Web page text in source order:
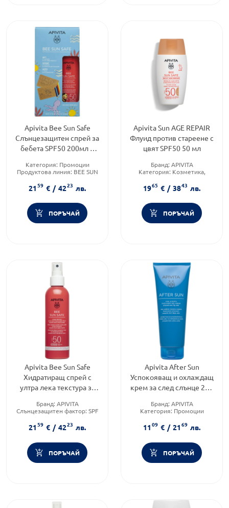
Apivita Bee Sun Safe
Слънцезащитен спрей за
бебета SPF50 200мл +
моливчета
Категория: Промоции
Продуктова линия: BEE SUN
Форма на продукта:
комплект
2159 € / 4223 лв.
ПОРЪЧАЙ
Apivita Sun AGE REPAIR
Флуид против стареене с
цвят SPF50 50 мл
Бранд: APIVITA
Категория: Козметика,
Продуктова линия:SUN
1965 € / 3843 лв.
ПОРЪЧАЙ
Apivita Bee Sun Safe
Хидратиращ спрей с
ултра лека текстура за
Бранд: APIVITA
Слънцезащитен фактор: SPF
Тип продукт:Спрей
2159 € / 4223 лв.
ПОРЪЧАЙ
Apivita After Sun
Успокояващ и охлаждащ
крем за след слънце 200
Бранд: APIVITA
Категория: Промоции
козметика
1109 € / 2169 лв.
ПОРЪЧАЙ